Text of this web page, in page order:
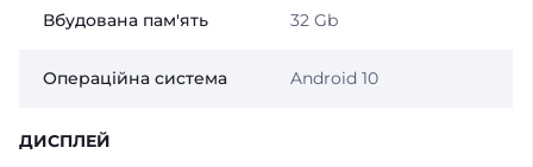
Вбудована пам'ять 32 Gb
Операційна система Android 10
ДИСПЛЕЙ